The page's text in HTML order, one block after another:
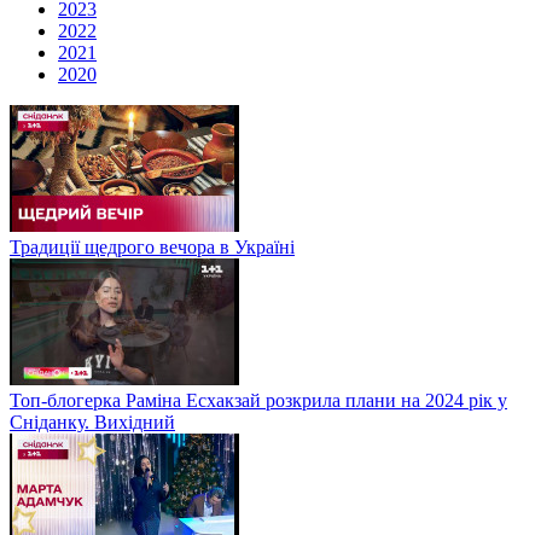
2023
2022
2021
2020
Традиції щедрого вечора в Україні
Топ-блогерка Раміна Есхакзай розкрила плани на 2024 рік у
Сніданку. Вихідний